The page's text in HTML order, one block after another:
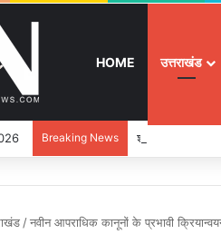
HOME उत्तराखंड
Breaking News श्रद्धा, सुरक्षा और
/नवीन आपराधिक कानूनों के प्रभावी